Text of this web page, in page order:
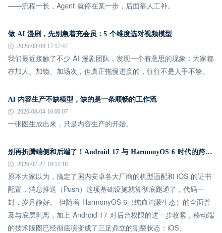
——流程一长，Agent 就停在某一步，后面靠人工补。
做 AI 漫剧，先别急着充会员：5 个维度选对视频模型
2026-08-04 17:17:47
我们最近接触了不少 AI 漫剧团队，发现一个有意思的现象：大家都
在加人、加镜、加场次，但真正拖慢进度的，往往不是人手不够。
AI 内容生产不缺模型，缺的是一条顺畅的工作流
2026-08-04 16:00:07
一张图生成出来，只是内容生产的开始。
别再折腾端侧和后端了！Android 17 与 HarmonyOS 6 时代的跨平台推送指南
2026-07-27 18:11:18
原本大家以为，搞定了国内安卓各大厂商的机型适配和 iOS 的证书
配置，消息推送（Push）这项基础设施就算彻底跑通了，代码一
封，岁月静好。 但随着 HarmonyOS 6（纯血鸿蒙生态）的全面普
及与底层剥离，加上 Android 17 对后台权限的进一步收紧，移动端
的技术版图已经彻底演变成了三足鼎立的割裂状态：iOS、